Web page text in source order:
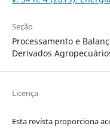
Seção
Processamento e
Derivados
Licença
Esta revista proporciona